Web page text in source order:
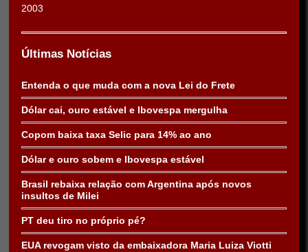
2003
Últimas Notícias
Entenda o que muda com a nova Lei do Frete
Dólar cai, ouro estável e Ibovespa mergulha
Copom baixa taxa Selic para 14% ao ano
Dólar e ouro sobem e Ibovespa estável
Brasil rebaixa relação com Argentina após novos
insultos de Milei
PT deu tiro no próprio pé?
EUA revogam visto da embaixadora Maria Luiza Viotti